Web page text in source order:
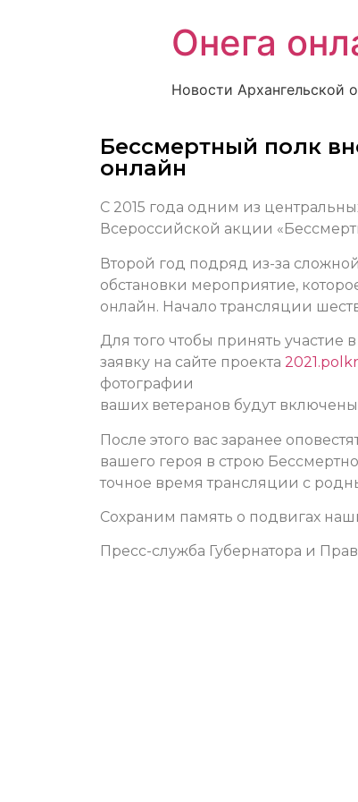
Онега
Новости Архангельской
Бессмертный полк
онлайн
С 2015 года одним из
Всероссийской акции
Второй год подряд из-за
обстановки мероприятие,
онлайн. Начало трансляции
Для того чтобы принять участие
заявку на сайте проекта
фотографии
ваших ветеранов будут
После этого вас заранее
вашего героя в строю
точное время трансляции с
Сохраним память о подвигах
Пресс-служба Губернатора и